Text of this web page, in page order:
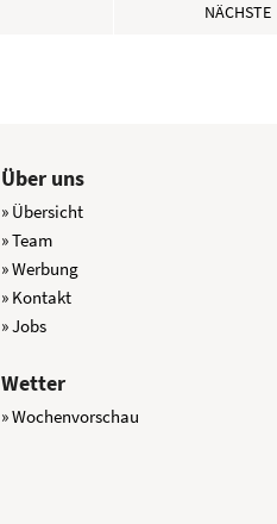
NÄCHSTE
Über uns
» Übersicht
» Team
» Werbung
» Kontakt
» Jobs
Wetter
» Wochenvorschau